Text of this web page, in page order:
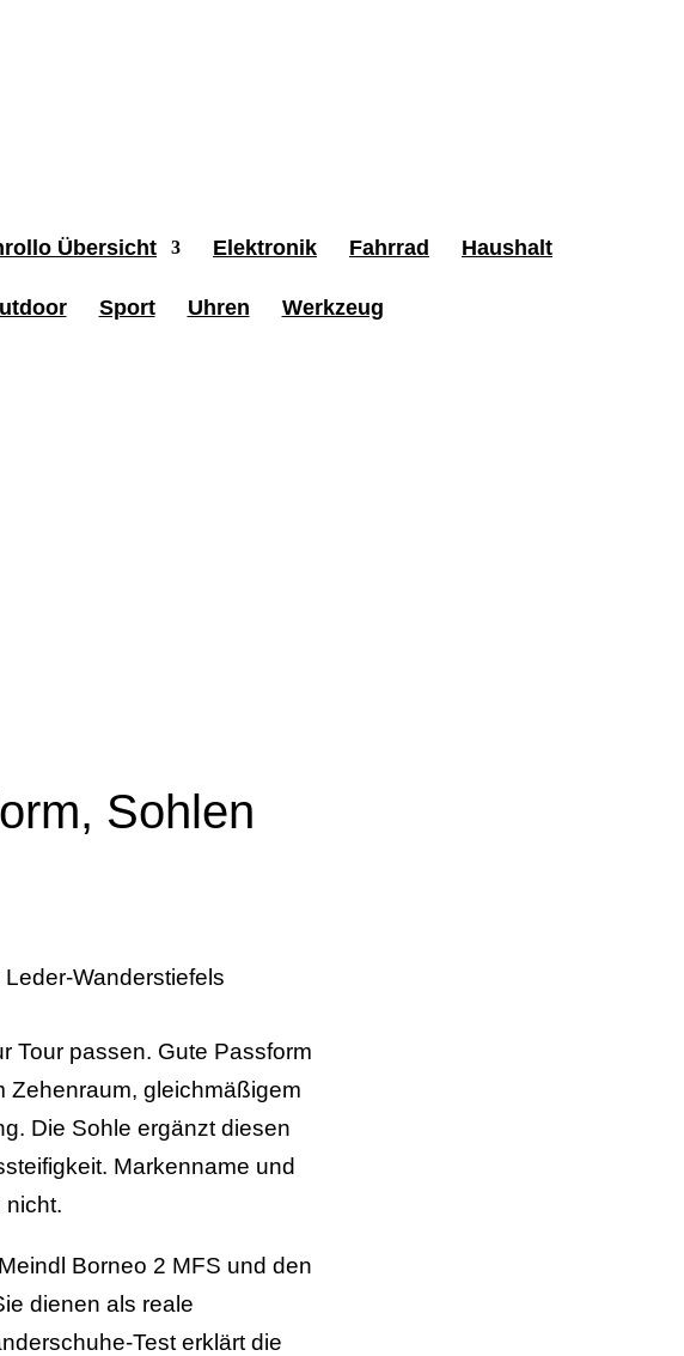
Übersicht Elektronik Fahrrad Haushalt
Sport Uhren Werkzeug
Sohlen
Tour passen. Gute Passform
Zehenraum, gleichmäßigem
Die Sohle ergänzt diesen
Markenname und
nicht.
Borneo 2 MFS und den
dienen als reale
Test erklärt die